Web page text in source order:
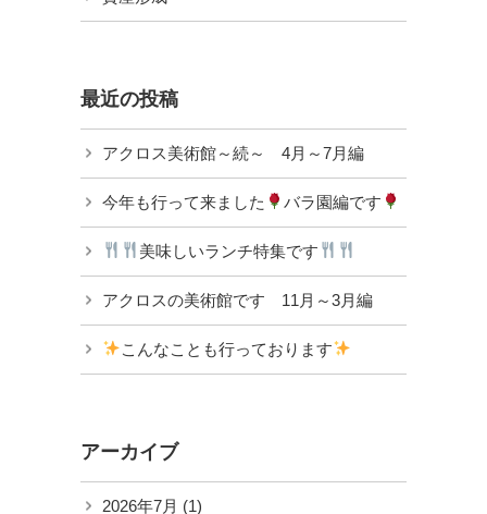
最近の投稿
アクロス美術館～続～ 4月～7月編
今年も行って来ました バラ園編です
美味しいランチ特集です
アクロスの美術館です 11月～3月編
こんなことも行っております
アーカイブ
2026年7月 (1)